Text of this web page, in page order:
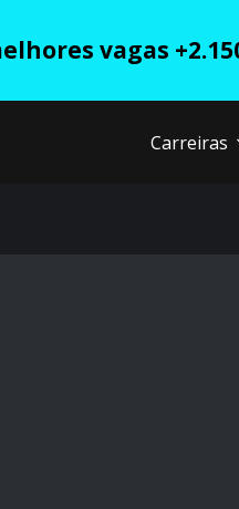
vagas
Carreiras